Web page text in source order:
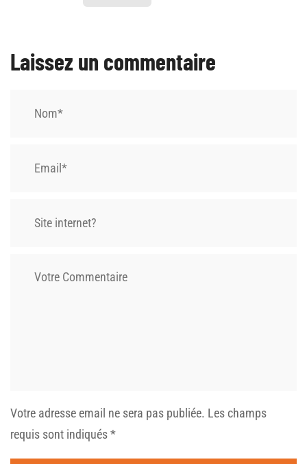
Laissez un commentaire
Votre adresse email ne sera pas publiée. Les champs
requis sont indiqués*